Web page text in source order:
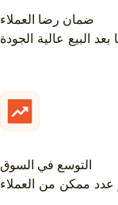
ضمان رضا العملاء
البيع عالية الجودة
التوسع في السوق
عدد ممكن من العملاء